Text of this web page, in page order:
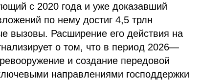
с 2020 года и уже доказавший
по нему достиг 4,5 трлн
вызовы. Расширение его действия на
о том, что в период 2026—
и создание передовой
направлениями господдержки